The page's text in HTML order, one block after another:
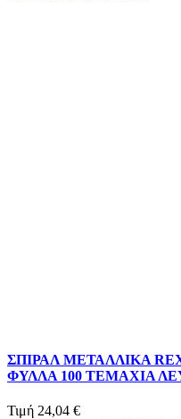
ΣΠΙΡΑΛ ΜΕΤΑΛΛΙΚΑ
ΦΥΛΛΑ 100 ΤΕΜΑΧΙΑ
Τιμή 24,04 €